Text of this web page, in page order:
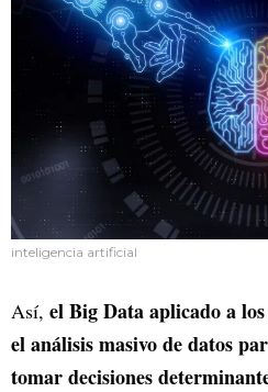
inteligencia artificial
Así, el Big Data aplicado a
el análisis masivo de datos
tomar decisiones